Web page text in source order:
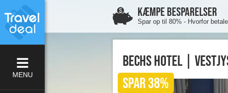
MENU
KÆMPE BESPARELSER
Spar op til 80% - Hvorfor
Bechs Hotel |
SPAR 38%